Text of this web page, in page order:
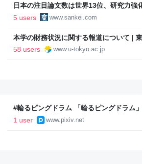
日本の注目論文数は世界13位、研究力
誤情報に耐性
5 users www.sankei.com
本学の財務状況に関する報道について |
58 users
www.u-tokyo.ac.jp
#輪るピングドラム 「輪るピングドラム
ラスト - pixiv
1 user www.pixiv.net